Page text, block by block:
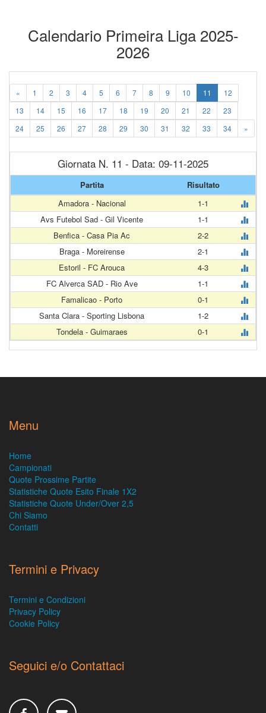
Calendario Primeira Liga 2025-
2026
« 1 2 3 4 5 6 7 8 9 10 11
12
13
14 15 16 17 18 19 20 21 22
23
24
25 26 27 28 29 30 31 32 33 34 »
Giornata N. 11 - Data: 09-11-2025
Partita
Risultato
Amadora - Nacional
1-1
Avs Futebol Sad - Gil Vicente
1-1
Benfica - Casa Pia Ac
2-2
Braga - Moreirense
2-1
Estoril - FC Arouca
4-3
FC Alverca SAD - Rio Ave
1-1
Famalicao - Porto
0-1
Santa Clara - Sporting Lisbona
1-2
Tondela - Guimaraes
0-1
Menu
Home
Campionati
Quote Prossime Partite
Statistiche Quote Esito Finale 1X2
Statistiche Quote Under/Over 2,5
Chi Siamo
Contatti
Termini e Privacy
Termini e Condizioni
Privacy Policy
Cookie Policy
Seguici e/o Contattaci